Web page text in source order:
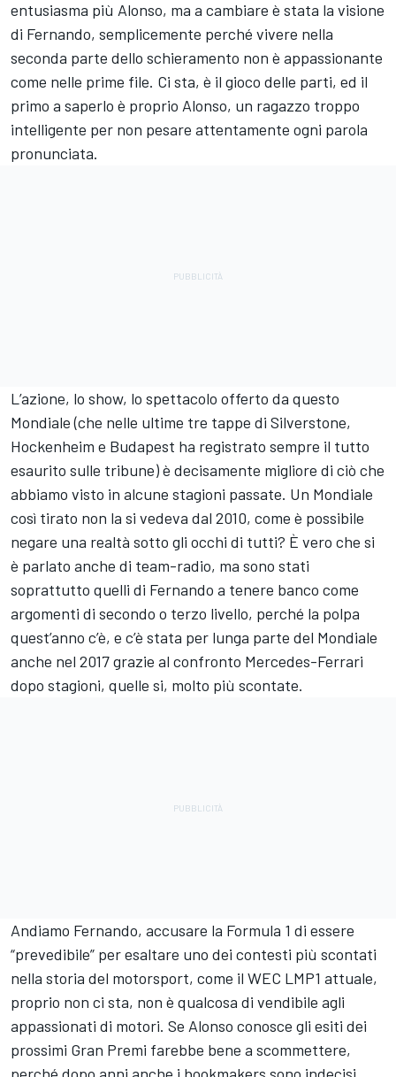
entusiasma più Alonso, ma a cambiare è stata la visione
di Fernando, semplicemente perché vivere nella
seconda parte dello schieramento non è appassionante
come nelle prime file. Ci sta, è il gioco delle parti, ed il
primo a saperlo è proprio Alonso, un ragazzo troppo
intelligente per non pesare attentamente ogni parola
pronunciata.
L’azione, lo show, lo spettacolo offerto da questo
Mondiale (che nelle ultime tre tappe di Silverstone,
Hockenheim e Budapest ha registrato sempre il tutto
esaurito sulle tribune) è decisamente migliore di ciò che
abbiamo visto in alcune stagioni passate. Un Mondiale
così tirato non la si vedeva dal 2010, come è possibile
negare una realtà sotto gli occhi di tutti? È vero che si
è parlato anche di team-radio, ma sono stati
soprattutto quelli di Fernando a tenere banco come
argomenti di secondo o terzo livello, perché la polpa
quest’anno c’è, e c’è stata per lunga parte del Mondiale
anche nel 2017 grazie al confronto Mercedes-Ferrari
dopo stagioni, quelle si, molto più scontate.
Andiamo Fernando, accusare la Formula 1 di essere
“prevedibile” per esaltare uno dei contesti più scontati
nella storia del motorsport, come il WEC LMP1 attuale,
proprio non ci sta, non è qualcosa di vendibile agli
appassionati di motori. Se Alonso conosce gli esiti dei
prossimi Gran Premi farebbe bene a scommettere,